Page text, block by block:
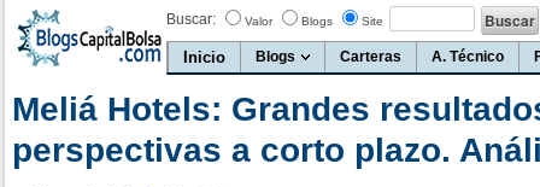
Buscar: Valor Blogs Site
Inicio Blogs Carteras A. Técnico
Meliá Hotels: Grandes
perspectivas a corto plazo.